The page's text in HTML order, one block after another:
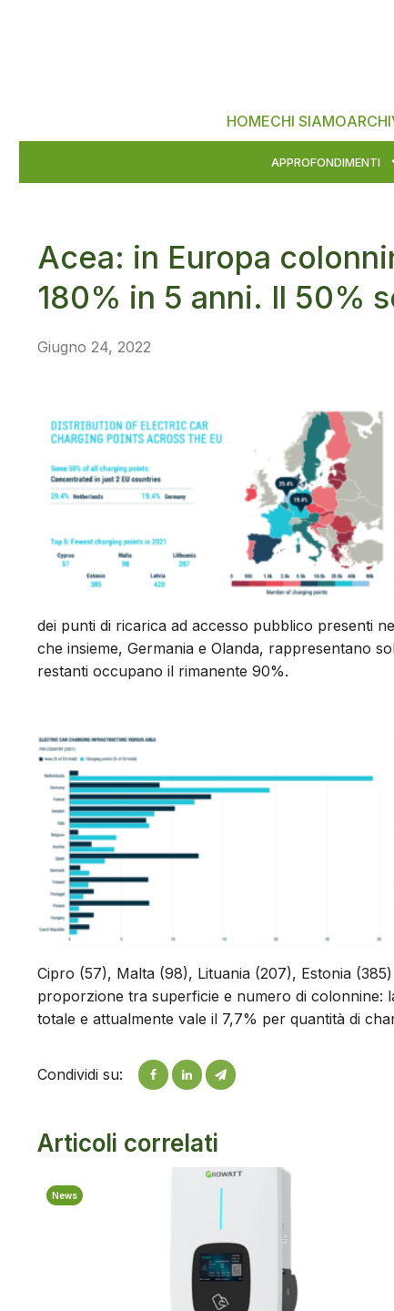
HOMECHI SIAMO
APPROFONDIMENTI
Acea: in Europa
180% in 5 anni. Il 50%
Giugno 24, 2022
dei punti di ricarica ad accesso pubblico presenti
che insieme, Germania e Olanda, rappresentano
restanti occupano il rimanente 90%.
Cipro (57), Malta (98), Lituania (207), Estonia
proporzione tra superficie e numero di colonnine:
totale e attualmente vale il 7,7% per quantità di
Condividi su:
Articoli correlati
News